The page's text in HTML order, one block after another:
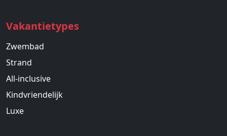
Vakantietypes
Zwembad
Strand
All-inclusive
Kindvriendelijk
Luxe